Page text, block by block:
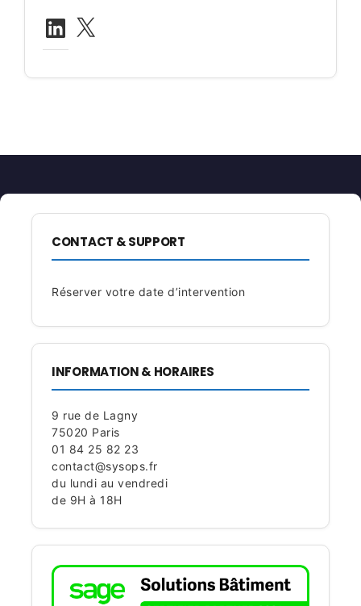
LinkedIn
X
CONTACT & SUPPORT
Réserver votre date d’intervention
INFORMATION & HORAIRES
9 rue de Lagny
75020 Paris
01 84 25 82 23
contact@sysops.fr
du lundi au vendredi
de 9H à 18H